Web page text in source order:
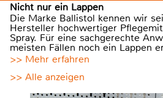
Nicht nur ein Lappen
Die Marke Ballistol kennen wir
Hersteller hochwertiger
Spray. Für eine sachgerechte
meisten Fällen noch ein Lappen
>> Mehr erfahren
>> Alle anzeigen